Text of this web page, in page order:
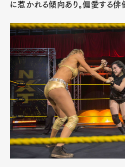
に惹かれる傾向あり。偏愛する俳